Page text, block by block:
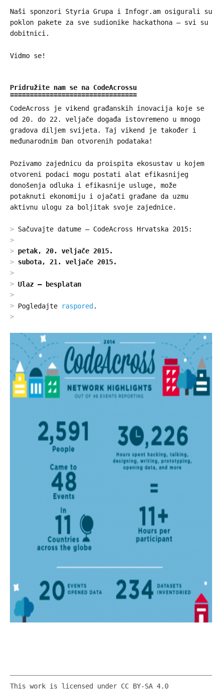
Naši sponzori Styria Grupa i Infogr.am osigurali su
poklon pakete za sve sudionike hackathona – svi su
dobitnici.
Vidmo se!
Pridružite nam se na CodeAcrossu
CodeAcross je vikend građanskih inovacija koje se
od 20. do 22. veljače događa istovremeno u mnogo
gradova diljem svijeta. Taj vikend je također i
međunarodnim Dan otvorenih podataka!
Pozivamo zajednicu da proispita ekosustav u kojem
otvoreni podaci mogu postati alat efikasnijeg
donošenja odluka i efikasnije usluge, može
potaknuti ekonomiju i ojačati građane da uzmu
aktivnu ulogu za boljitak svoje zajednice.
Sačuvajte datume – CodeAcross Hrvatska 2015:
petak, 20. veljače 2015.
subota, 21. veljače 2015.
Ulaz – besplatan
Pogledajte raspored .
This work is licensed under CC BY-SA 4.0